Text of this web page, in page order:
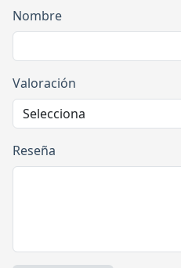
Nombre
Valoración
Reseña